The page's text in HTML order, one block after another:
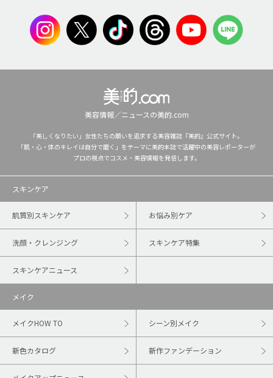
美容情報／ニュースの美的.com
「美しくなりたい」女性たちの願いを追求する美容雑誌『美的』公式サイト。
「肌・心・体のキレイは自分で磨く」をテーマに美的本誌で活躍中の美容レポーターが
プロの視点でコスメ・美容情報を発信します。
スキンケア
肌質別スキンケア お悩み別ケア
洗顔・クレンジング スキンケア特集
スキンケアニュース
メイク
メイクHOW TO シーン別メイク
新色カタログ 新作ファンデーション